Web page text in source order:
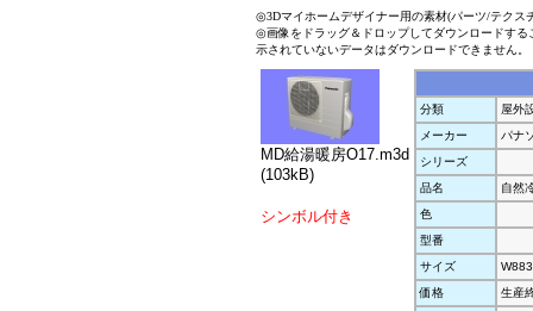
◎3Dマイホームデザイナー用の素材(パーツ/テクス
◎画像をドラッグ＆ドロップしてダウンロードす
示されていないデータはダウンロードできません。
MD給湯暖房O17.m3d
(103kB)
シンボル付き
分類
屋外
メーカー
パナ
シリーズ
品名
自然
色
型番
サイズ
価格
生産